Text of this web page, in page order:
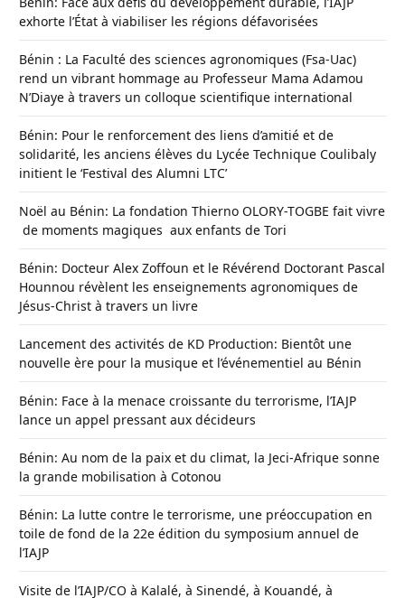
exhorte l’État à viabiliser les régions défavorisées
Bénin : La Faculté des sciences agronomiques (Fsa-Uac)
rend un vibrant hommage au Professeur Mama Adamou
N’Diaye à travers un colloque scientifique international
Bénin: Pour le renforcement des liens d’amitié et de
solidarité, les anciens élèves du Lycée Technique Coulibaly
initient le ‘Festival des Alumni LTC’
Noël au Bénin: La fondation Thierno OLORY-TOGBE fait vivre
de moments magiques aux enfants de Tori
Bénin: Docteur Alex Zoffoun et le Révérend Doctorant Pascal
Hounnou révèlent les enseignements agronomiques de
Jésus-Christ à travers un livre
Lancement des activités de KD Production: Bientôt une
nouvelle ère pour la musique et l’événementiel au Bénin
Bénin: Face à la menace croissante du terrorisme, l’IAJP
lance un appel pressant aux décideurs
Bénin: Au nom de la paix et du climat, la Jeci-Afrique sonne
la grande mobilisation à Cotonou
Bénin: La lutte contre le terrorisme, une préoccupation en
toile de fond de la 22e édition du symposium annuel de
l’IAJP
Visite de l’IAJP/CO à Kalalé, à Sinendé, à Kouandé, à